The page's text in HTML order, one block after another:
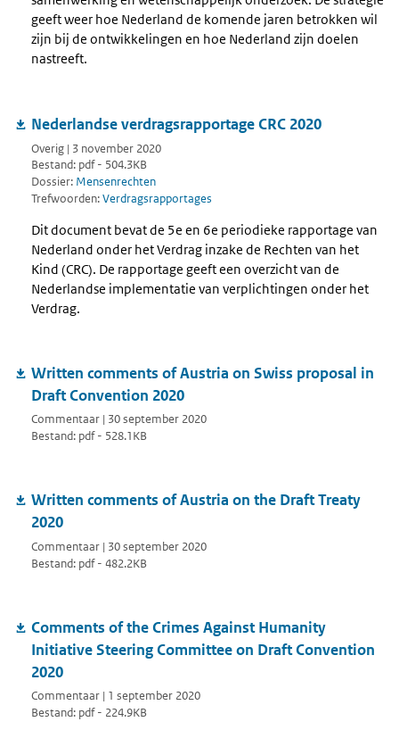
geeft weer hoe Nederland de komende jaren betrokken wil
zijn bij de ontwikkelingen en hoe Nederland zijn doelen
nastreeft.
Nederlandse verdragsrapportage CRC 2020
Overig | 3 november 2020
Bestand: pdf - 504.3KB
Dossier: Mensenrechten
Trefwoorden:Verdragsrapportages
Dit document bevat de 5e en 6e periodieke rapportage van
Nederland onder het Verdrag inzake de Rechten van het
Kind (CRC). De rapportage geeft een overzicht van de
Nederlandse implementatie van verplichtingen onder het
Verdrag.
Written comments of Austria on Swiss proposal in
Draft Convention 2020
Commentaar | 30 september 2020
Bestand: pdf - 528.1KB
Written comments of Austria on the Draft Treaty
2020
Commentaar | 30 september 2020
Bestand: pdf - 482.2KB
Comments of the Crimes Against Humanity
Initiative Steering Committee on Draft Convention
2020
Commentaar | 1 september 2020
Bestand: pdf - 224.9KB